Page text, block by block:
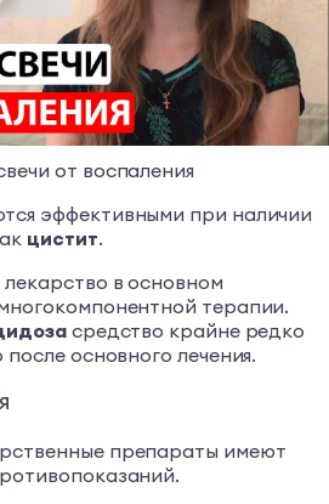
от воспаления
эффективными при наличии
цистит.
в основном
терапии.
средство крайне редко
после основного лечения.
препараты имеют